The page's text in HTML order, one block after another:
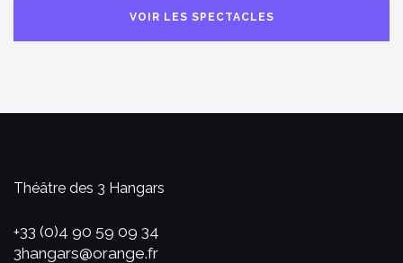
VOIR LES SPECTACLES
Théâtre des 3 Hangars
+33 (0)4 90 59 09 34
3hangars@orange.fr